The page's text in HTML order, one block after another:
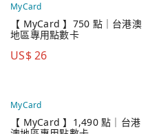
MyCard
【 MyCard 】750 點｜台港澳
地區專用點數卡
US$26
MyCard
【 MyCard 】1,490 點｜台港